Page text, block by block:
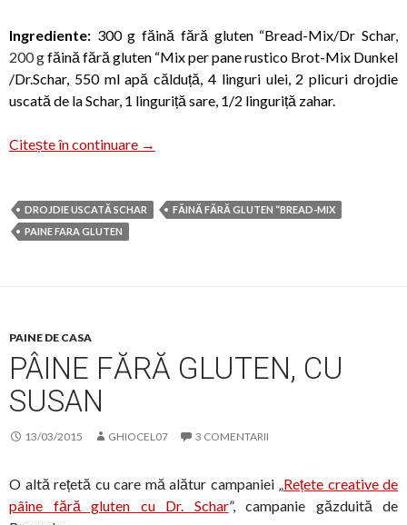
Ingrediente: 300 g făină fără gluten “Bread-Mix/Dr Schar,
200 gfăină fără gluten “Mix per pane rustico Brot-Mix Dunkel
/Dr.Schar, 550 ml apă călduță, 4 linguri ulei, 2 plicuri drojdie
uscată de la Schar, 1 linguriță sare, 1/2 linguriță zahar.
Citește în continuare Pâine intermediară fără gluten
→
DROJDIE USCATĂ SCHAR
FĂINĂ FĂRĂ GLUTEN “BREAD-MIX
PAINE FARA GLUTEN
PAINE DE CASA
PÂINE FĂRĂ GLUTEN, CU
SUSAN
13/03/2015 GHIOCEL07 3 COMENTARII
O altă rețetă cu care mă alătur campaniei „Rețete creative de
pâine fără gluten cu Dr. Schar”, campanie găzduită de